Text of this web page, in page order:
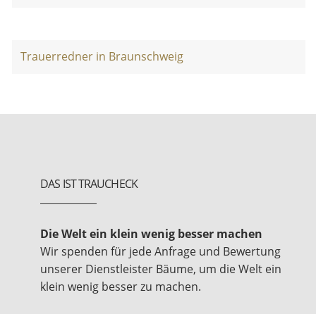
Trauerredner in Braunschweig
DAS IST TRAUCHECK
Die Welt ein klein wenig besser machen
Wir spenden für jede Anfrage und Bewertung
unserer Dienstleister Bäume, um die Welt ein
klein wenig besser zu machen.